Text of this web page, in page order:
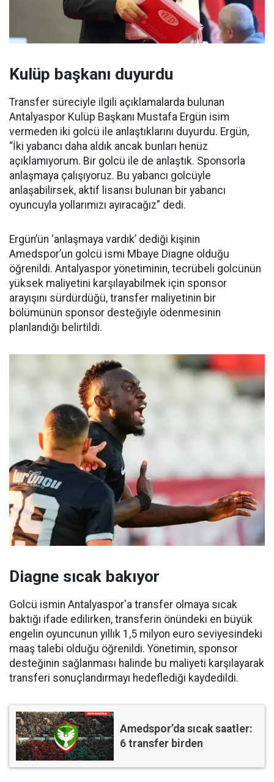
Kulüp başkanı duyurdu
Transfer süreciyle ilgili açıklamalarda bulunan
Antalyaspor Kulüp Başkanı Mustafa Ergün isim
vermeden iki golcü ile anlaştıklarını duyurdu. Ergün,
“İki yabancı daha aldık ancak bunları henüz
açıklamıyorum. Bir golcü ile de anlaştık. Sponsorla
anlaşmaya çalışıyoruz. Bu yabancı golcüyle
anlaşabilirsek, aktif lisansı bulunan bir yabancı
oyuncuyla yollarımızı ayıracağız” dedi.
Ergün’ün ‘anlaşmaya vardık’ dediği kişinin
Amedspor’un golcü ismi Mbaye Diagne olduğu
öğrenildi. Antalyaspor yönetiminin, tecrübeli golcünün
yüksek maliyetini karşılayabilmek için sponsor
arayışını sürdürdüğü, transfer maliyetinin bir
bölümünün sponsor desteğiyle ödenmesinin
planlandığı belirtildi.
Diagne sıcak bakıyor
Golcü ismin Antalyaspor'a transfer olmaya sıcak
baktığı ifade edilirken, transferin önündeki en büyük
engelin oyuncunun yıllık 1,5 milyon euro seviyesindeki
maaş talebi olduğu öğrenildi. Yönetimin, sponsor
desteğinin sağlanması halinde bu maliyeti karşılayarak
transferi sonuçlandırmayı hedeflediği kaydedildi.
Amedspor’da sıcak saatler:
6 transfer birden